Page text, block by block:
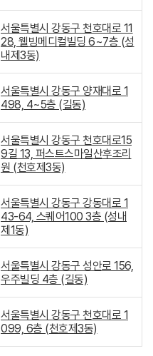
서울특별시 강동구 천호대로 11
28, 웰빙메디컬빌딩 6~7층 (성
내제3동)
서울특별시 강동구 양재대로 1
498, 4~5층 (길동)
서울특별시 강동구 천호대로15
9길 13, 퍼스트스마일산후조리
원 (천호제3동)
서울특별시 강동구 강동대로 1
43-64, 스퀘어100 3층 (성내
제1동)
서울특별시 강동구 성안로 156,
우주빌딩 4층 (길동)
서울특별시 강동구 천호대로 1
099, 6층 (천호제3동)